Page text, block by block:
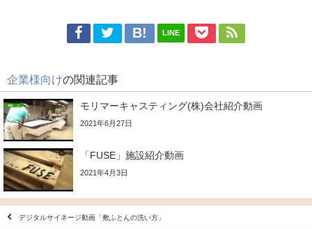
LINE
企業様向けの関連記事
モリマーキャスティング(株)会社紹介動画
2021年6月27日
「FUSE」施設紹介動画
2021年4月3日
デジタルサイネージ動画「敷ふとんの洗い方」